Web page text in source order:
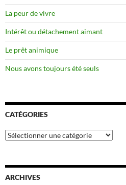
La peur de vivre
Intérêt ou détachement aimant
Le prêt animique
Nous avons toujours été seuls
CATÉGORIES
Catégories
ARCHIVES